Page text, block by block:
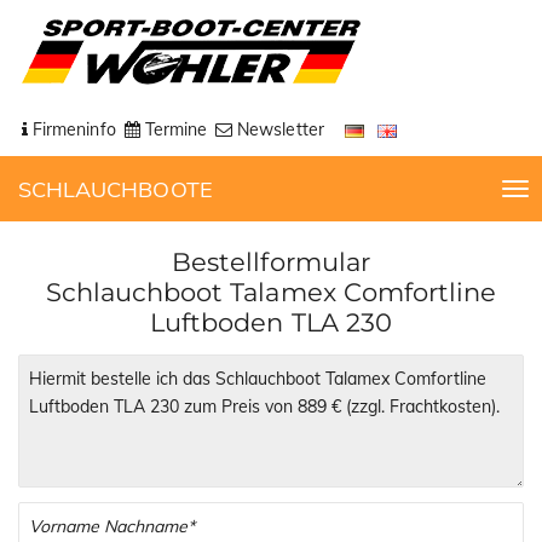
Firmeninfo Termine Newsletter
SCHLAUCHBOOTE
T
o
n
a
Bestellformular
Schlauchboot Talamex Comfortline
Luftboden TLA 230